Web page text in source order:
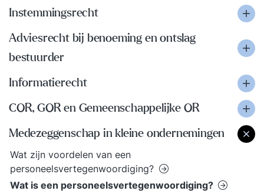
Instemmingsrecht
Adviesrecht bij benoeming en ontslag
bestuurder
Informatierecht
COR, GOR en Gemeenschappelijke OR
Medezeggenschap in kleine ondernemingen
Wat zijn voordelen van een
personeelsvertegenwoordiging?
Wat is een personeelsvertegenwoordiging?